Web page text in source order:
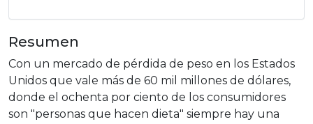
Resumen
Con un mercado de pérdida de peso en los Estados
Unidos que vale más de 60 mil millones de dólares,
donde el ochenta por ciento de los consumidores
son "personas que hacen dieta" siempre hay una